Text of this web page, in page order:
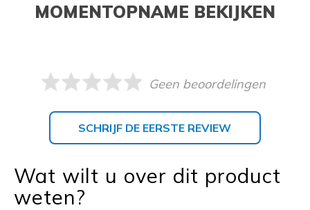
MOMENTOPNAME BEKIJKEN
Geen beoordelingen
SCHRIJF DE EERSTE REVIEW
Wat wilt u over dit product
weten?